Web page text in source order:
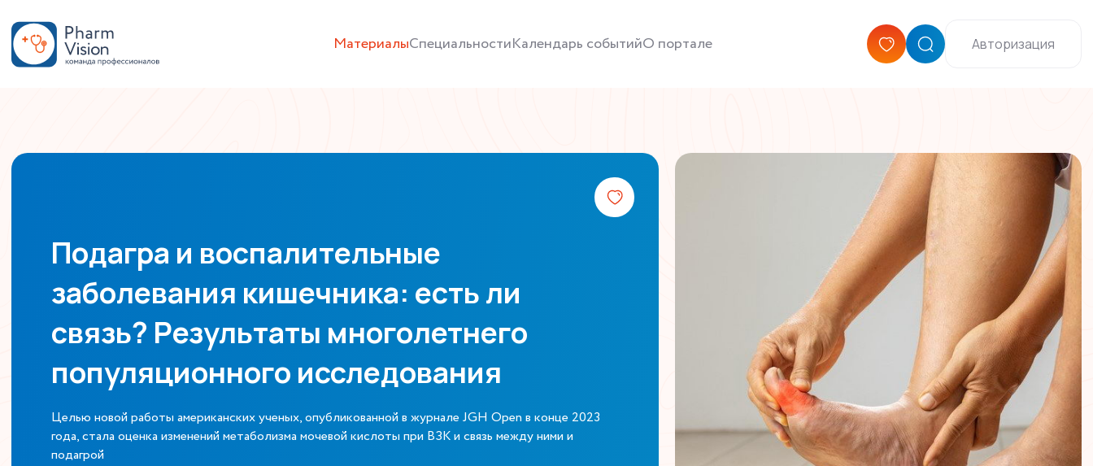
МатериалыСпециальностиКалендарь событийО портале Авторизация
Подагра и воспалительные
заболевания кишечника: есть ли
связь? Результаты многолетнего
популяционного исследования
Целью новой работы американских ученых, опубликованной в журнале JGH Open в конце 2023
года, стала оценка изменений метаболизма мочевой кислоты при ВЗК и связь между ними и
подагрой